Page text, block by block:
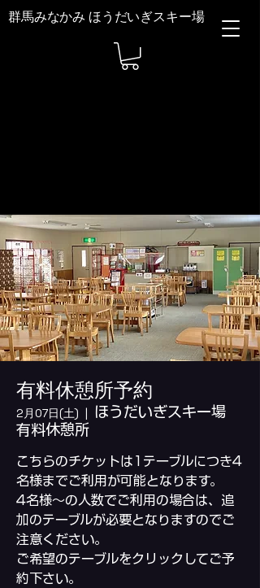
群馬みなかみ ほうだいぎスキー場
有料休憩所予約
2月07日(土)
  |
ほうだいぎスキー場
有料休憩所
こちらのチケットは1テーブルにつき4
名様までご利用が可能となります。
4名様～の人数でご利用の場合は、追
加のテーブルが必要となりますのでご
注意ください。
ご希望のテーブルをクリックしてご予
約下さい。